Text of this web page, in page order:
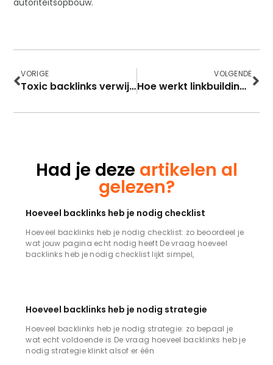
autoriteitsopbouw.
VORIGE
Toxic backlinks verwijderen stappenplan
VOLGENDE
Hoe werkt linkbuilding stappenplan
Had je deze artikelen al
gelezen?
Hoeveel backlinks heb je nodig checklist
Hoeveel backlinks heb je nodig checklist: zo beoordeel je
wat jouw pagina echt nodig heeft De vraag hoeveel
backlinks heb je nodig checklist lijkt simpel,
Hoeveel backlinks heb je nodig strategie
Hoeveel backlinks heb je nodig strategie: zo bepaal je
wat echt voldoende is De vraag hoeveel backlinks heb je
nodig strategie klinkt alsof er één